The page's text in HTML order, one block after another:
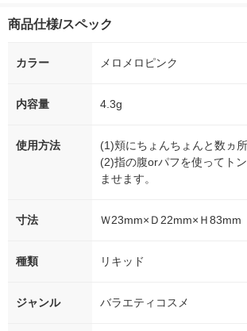
商品仕様/スペック
カラー メロメロピンク
内容量 4.3g
使用方法
(1)頬にちょんちょんと数ヵ
(2)指の腹orパフを使ってト
ませます。
寸法 Ｗ23mm×Ｄ22mm×Ｈ83mm
種類 リキッド
ジャンル バラエティコスメ